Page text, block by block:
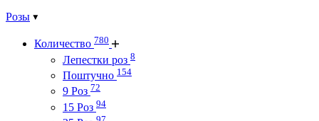
Розы
Количество 780
Лепестки роз 8
Поштучно 154
9 Роз 72
15 Роз 94